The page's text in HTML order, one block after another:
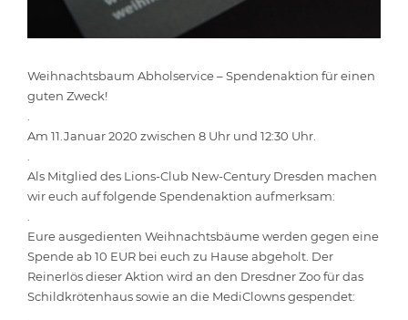
Weihnachtsbaum Abholservice – Spendenaktion für einen
guten Zweck!
Am 11.Januar 2020 zwischen 8 Uhr und 12:30 Uhr.
Als Mitglied des Lions-Club New-Century Dresden machen
wir euch auf folgende Spendenaktion aufmerksam:
Eure ausgedienten Weihnachtsbäume werden gegen eine
Spende ab 10 EUR bei euch zu Hause abgeholt. Der
Reinerlös dieser Aktion wird an den Dresdner Zoo für das
Schildkrötenhaus sowie an die MediClowns gespendet: